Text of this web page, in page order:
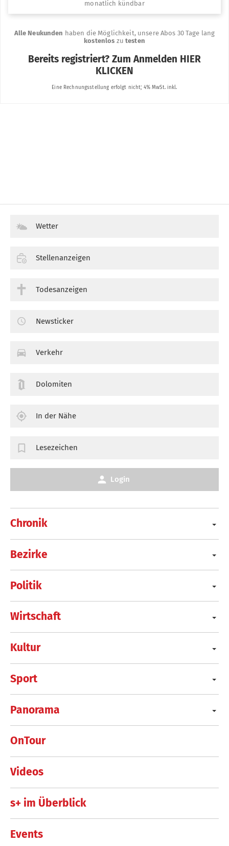
Chronik
Bezirke
Politik
Wirtschaft
Kultur
Sport
Panorama
OnTour
Videos
s+ im Überblick
Events
Wetter
Stellenanzeigen
Todesanzeigen
Newsticker
Verkehr
Dolomiten
In der Nähe
Lesezeichen
Login